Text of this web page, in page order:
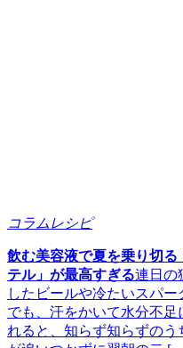
コラムレシピ
飲む美容液で夏を乗り切
テル」が最高すぎる連日の
したビールや冷たいスパー
でも、汗をかいて水分不
れると、知らず知らずの